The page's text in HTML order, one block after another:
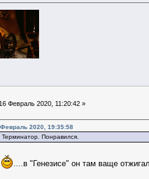
16 Февраль 2020, 11:20:42 »
2020, 19:35:58
Понравился.
....в "Генезисе" он там ваще